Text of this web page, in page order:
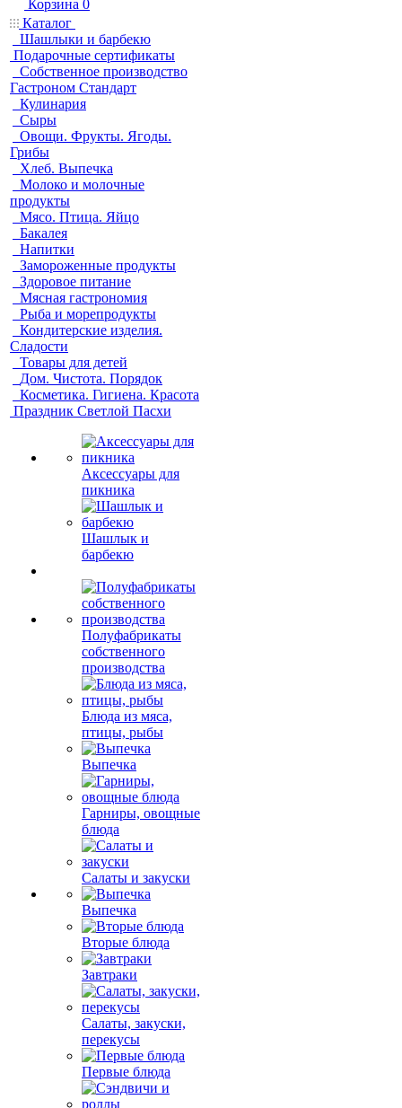
Корзина 0
Каталог
Шашлыки и барбекю
Подарочные сертификаты
Собственное производство
Гастроном Стандарт
Кулинария
Сыры
Овощи. Фрукты. Ягоды.
Грибы
Хлеб. Выпечка
Молоко и молочные
продукты
Мясо. Птица. Яйцо
Бакалея
Напитки
Замороженные продукты
Здоровое питание
Мясная гастрономия
Рыба и морепродукты
Кондитерские изделия.
Сладости
Товары для детей
Дом. Чистота. Порядок
Косметика. Гигиена. Красота
Праздник Светлой Пасхи
Аксессуары для
пикника
Шашлык и
барбекю
Полуфабрикаты
собственного
производства
Блюда из мяса,
птицы, рыбы
Выпечка
Гарниры, овощные
блюда
Салаты и закуски
Выпечка
Вторые блюда
Завтраки
Салаты, закуски,
перекусы
Первые блюда